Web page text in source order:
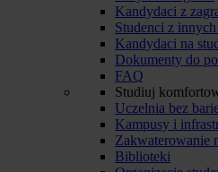
Kandydaci z
Studenci z
Kandydaci na
Dokumenty do
FAQ
Studiuj
Uczelnia bez
Kampusy i
Zakwaterowanie
Biblioteki